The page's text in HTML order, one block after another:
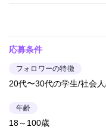
応募条件
フォロワーの特徴
20代〜30代の学生/社会
年齢
18～100歳